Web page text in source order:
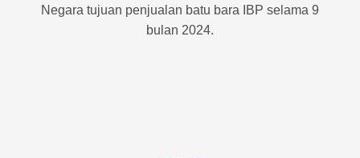
Negara tujuan penjualan batu bara IBP selama 9
bulan 2024.